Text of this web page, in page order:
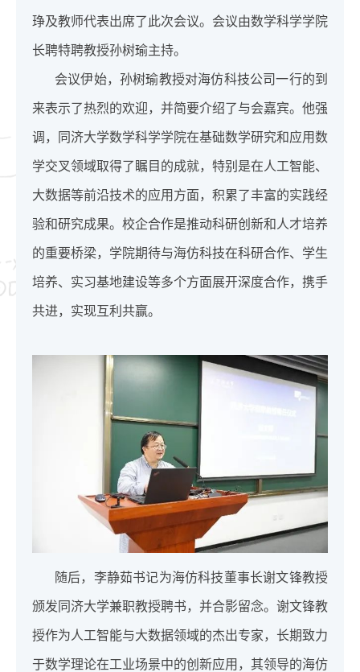
琤及教师代表出席了此次会议。会议由数学科学学院
长聘特聘教授孙树瑜主持。
会议伊始，孙树瑜教授对海仿科技公司一行的到
来表示了热烈的欢迎，并简要介绍了与会嘉宾。他强
调，同济大学数学科学学院在基础数学研究和应用数
学交叉领域取得了瞩目的成就，特别是在人工智能、
大数据等前沿技术的应用方面，积累了丰富的实践经
验和研究成果。校企合作是推动科研创新和人才培养
的重要桥梁，学院期待与海仿科技在科研合作、学生
培养、实习基地建设等多个方面展开深度合作，携手
共进，实现互利共赢。
随后，李静茹书记为海仿科技董事长谢文锋教授
颁发同济大学兼职教授聘书，并合影留念。谢文锋教
授作为人工智能与大数据领域的杰出专家，长期致力
于数学理论在工业场景中的创新应用，其领导的海仿